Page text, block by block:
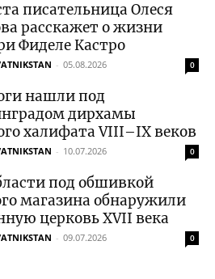
писательница Олеся
расскажет о жизни
Фиделе Кастро
- 05.08.2026 0
нашли под
дирхамы
халифата VIII–IX веков
- 10.07.2026 0
под обшивкой
магазина обнаружили
церковь XVII века
- 09.07.2026 0